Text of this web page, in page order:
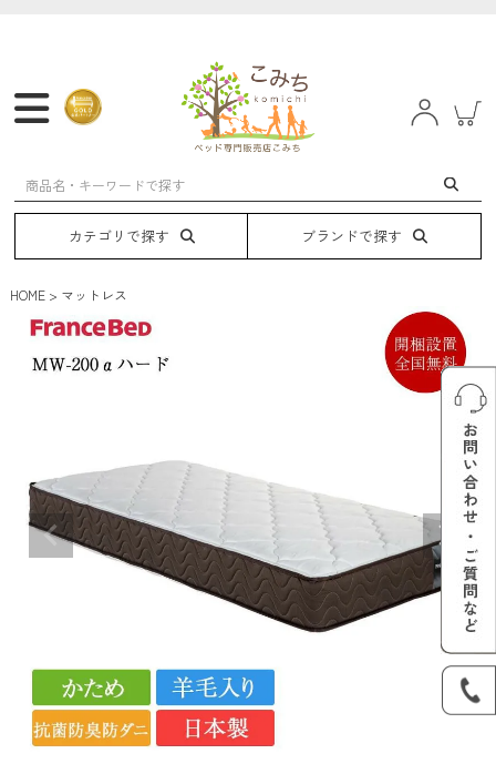
マットレス フレーム ベッド 電動ベッド
カテゴリで探す ブランドで探す
HOME マットレス